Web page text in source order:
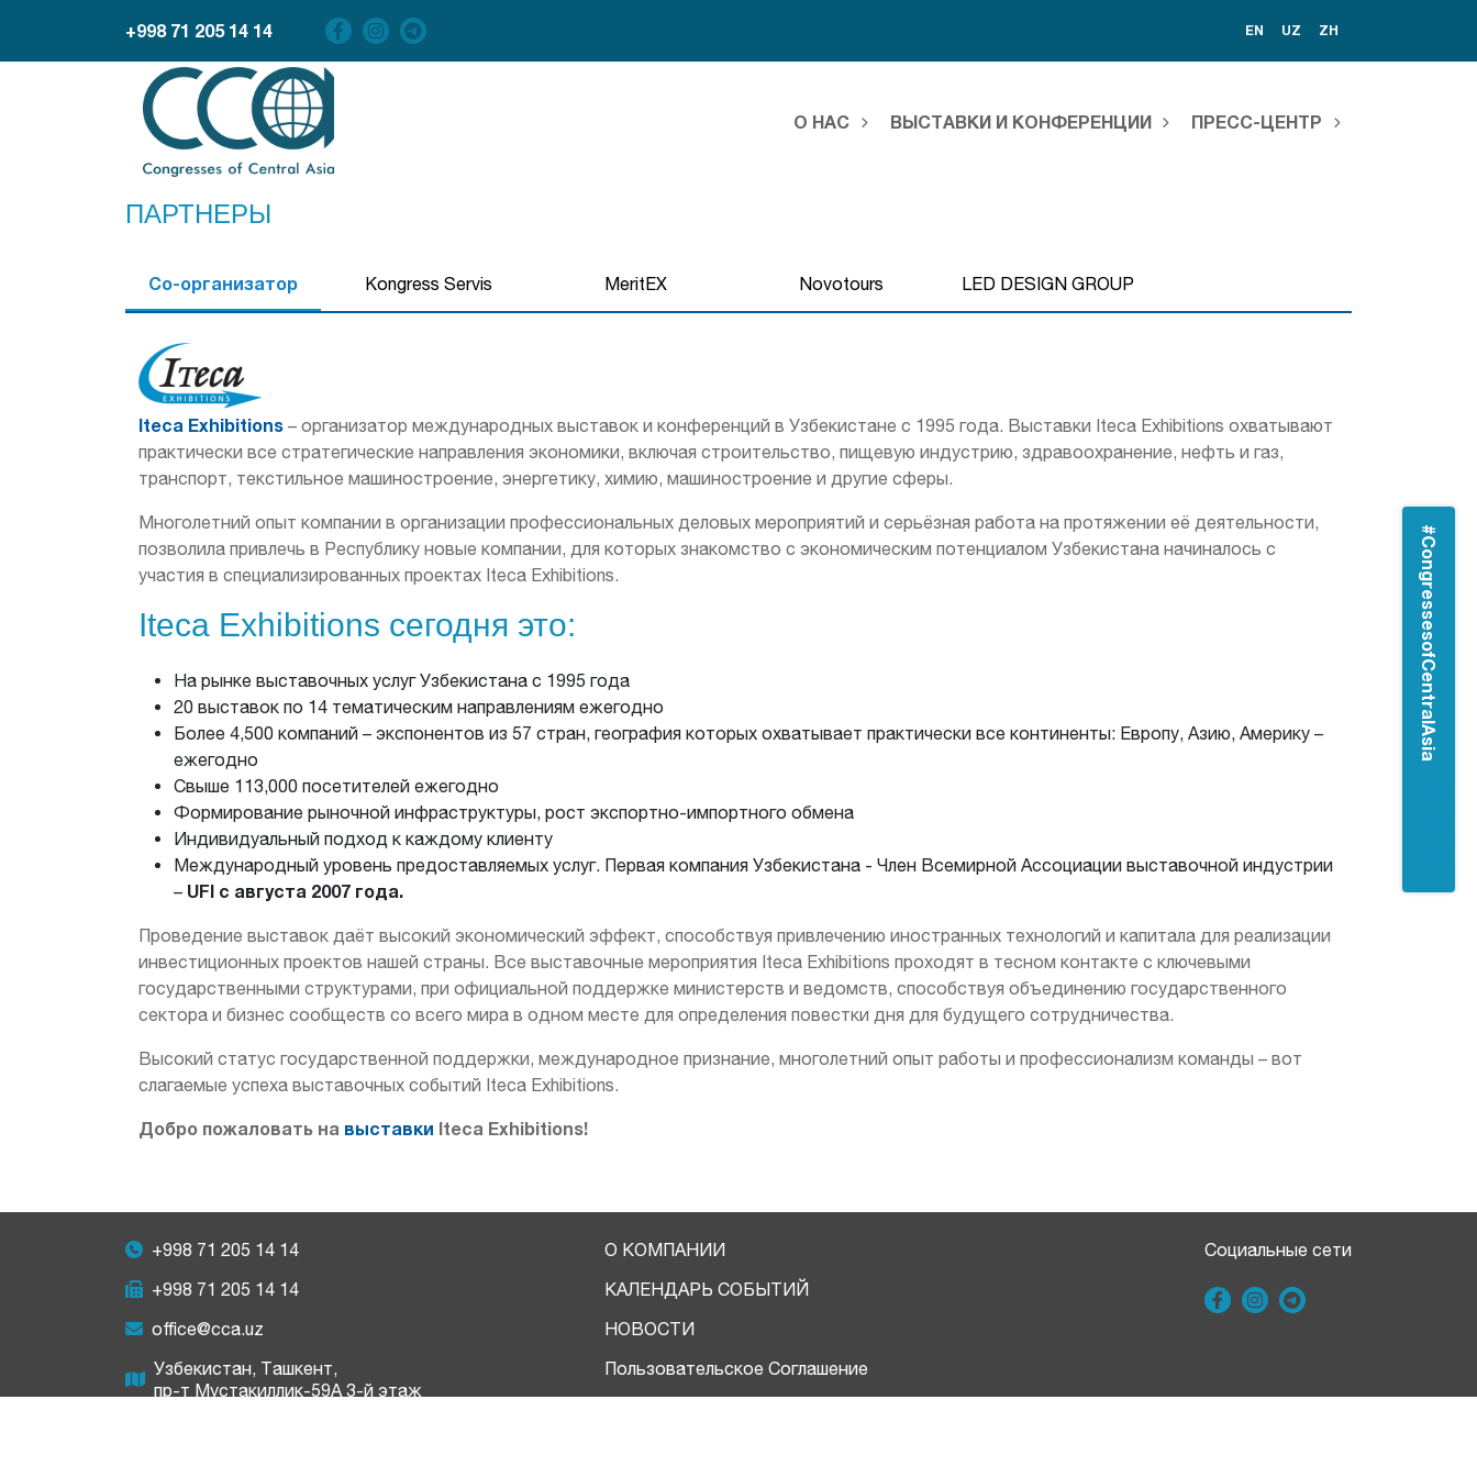
+998 71 205 14 14 EN UZ ZH
О НАС ВЫСТАВКИ И КОНФЕРЕНЦИИ ПРЕСС-ЦЕНТР
ПАРТНЕРЫ
Со-организатор Kongress Servis MeritEX Novotours LED DESIGN GROUP
Iteca Exhibitions – организатор международных выставок и конференций в Узбекистане с 1995 года. Выставки Iteca Exhibitions охватывают
практически все стратегические направления экономики, включая строительство, пищевую индустрию, здравоохранение, нефть и газ,
транспорт, текстильное машиностроение, энергетику, химию, машиностроение и другие сферы.
Многолетний опыт компании в организации профессиональных деловых мероприятий и серьёзная работа на протяжении её деятельности,
позволила привлечь в Республику новые компании, для которых знакомство с экономическим потенциалом Узбекистана начиналось с
участия в специализированных проектах Iteca Exhibitions.
Iteca Exhibitions сегодня это:
На рынке выставочных услуг Узбекистана с 1995 года
20 выставок по 14 тематическим направлениям ежегодно
Более 4,500 компаний – экспонентов из 57 стран, география которых охватывает практически все континенты: Европу, Азию, Америку –
ежегодно
Свыше 113,000 посетителей ежегодно
Формирование рыночной инфраструктуры, рост экспортно-импортного обмена
Индивидуальный подход к каждому клиенту
Международный уровень предоставляемых услуг. Первая компания Узбекистана - Член Всемирной Ассоциации выставочной индустрии
– UFI c августа 2007 года.
Проведение выставок даёт высокий экономический эффект, способствуя привлечению иностранных технологий и капитала для реализации
инвестиционных проектов нашей страны. Все выставочные мероприятия Iteca Exhibitions проходят в тесном контакте с ключевыми
государственными структурами, при официальной поддержке министерств и ведомств, способствуя объединению государственного
сектора и бизнес сообществ со всего мира в одном месте для определения повестки дня для будущего сотрудничества.
Высокий статус государственной поддержки, международное признание, многолетний опыт работы и профессионализм команды – вот
слагаемые успеха выставочных событий Iteca Exhibitions.
Добро пожаловать на выставки Iteca Exhibitions!
+998 71 205 14 14
+998 71 205 14 14
office@cca.uz
Узбекистан, Ташкент,
пр-т Мустакиллик-59A 3-й этаж
О КОМПАНИИ
КАЛЕНДАРЬ СОБЫТИЙ
НОВОСТИ
Пользовательское Соглашение
Социальные сети
#CongressesofCentralAsia